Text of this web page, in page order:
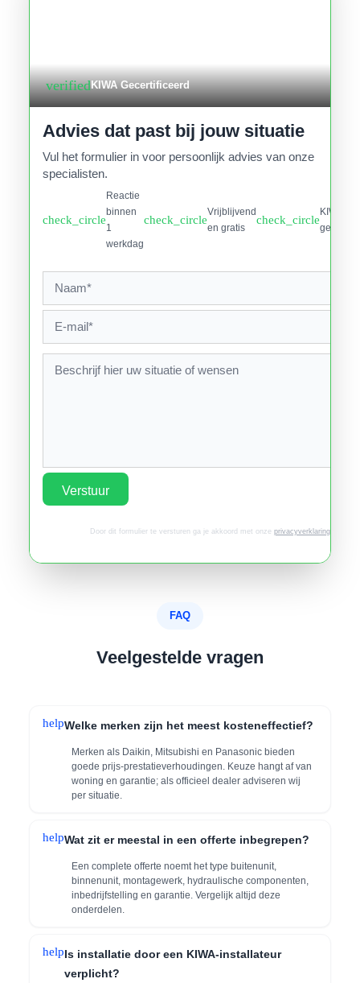
verifiedKIWA Gecertificeerd
Advies dat past bij jouw situatie
Vul het formulier in voor persoonlijk advies van onze
specialisten.
check_circle
Reactie
binnen
1
werkdag
check_circle
Vrijblijvend
en gratis
check_circle
KIWA
Verstuur
Door dit formulier te versturen ga je akkoord met onze privacyverklaring.
FAQ
Veelgestelde vragen
helpWelke merken zijn het meest kosteneffectief?
Merken als Daikin, Mitsubishi en Panasonic bieden
goede prijs-prestatieverhoudingen. Keuze hangt af van
woning en garantie; als officieel dealer adviseren wij
per situatie.
helpWat zit er meestal in een offerte inbegrepen?
Een complete offerte noemt het type buitenunit,
binnenunit, montagewerk, hydraulische componenten,
inbedrijfstelling en garantie. Vergelijk altijd deze
onderdelen.
helpIs installatie door een KIWA-installateur
verplicht?